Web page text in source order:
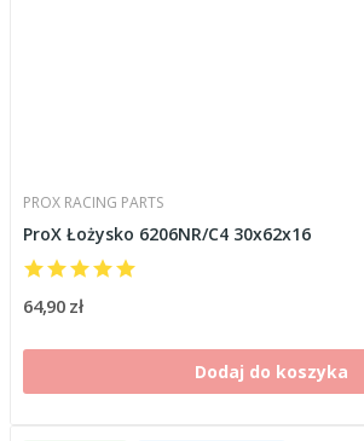
PROX RACING PARTS
ProX Łożysko 6206NR/C4 30x62x16
64,90 zł
Dodaj do koszyka